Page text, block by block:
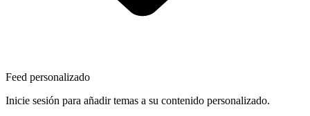
Feed personalizado
Inicie sesión para añadir temas a su contenido personalizado.